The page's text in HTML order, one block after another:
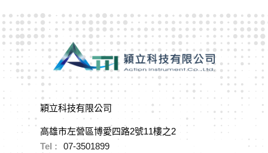
穎立科技有限公司
高雄市左營區博愛四路2號11樓之2
Tel :
07-3501899